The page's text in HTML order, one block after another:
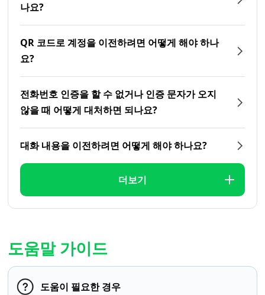
나요?
QR 코드로 계정을 이전하려면 어떻게 해야 하나
요?
전화번호 인증을 할 수 없거나 인증 문자가 오지
않을 때 어떻게 대처하면 되나요?
대화 내용을 이전하려면 어떻게 해야 하나요?
더보기
도움말 가이드
도움이 필요한 경우